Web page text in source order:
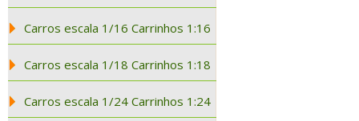
Carros escala 1/16 Carrinhos 1:16
Carros escala 1/18 Carrinhos 1:18
Carros escala 1/24 Carrinhos 1:24